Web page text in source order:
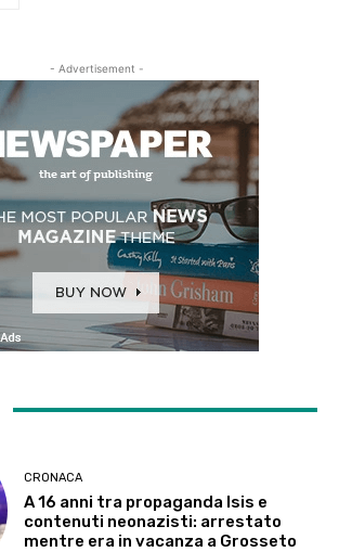
- Advertisement -
CRONACA
A 16 anni tra propaganda Isis e
contenuti neonazisti: arrestato
mentre era in vacanza a Grosseto